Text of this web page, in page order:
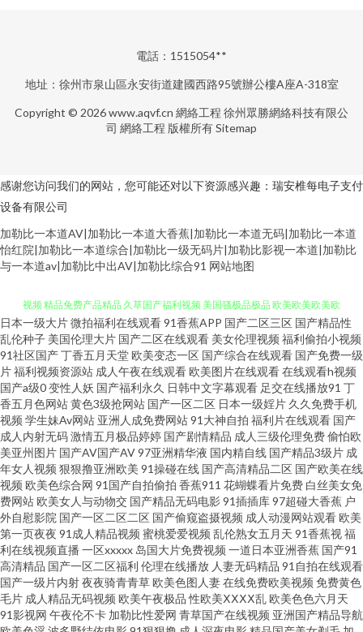
電話：1515054**
地址：徐州市泉山區永安街道建國西路95號辦公樓A座A-318室
Copyright © 2026www.aqvf.cn 網絡工程 徐州眾勝網絡科技有限公
司 網絡工程 版權所有Sitemap
感谢您访问我们的网站，您可能还对以下资源感兴趣：瑞安椎每电子支付
设备有限公司
加勒比一本道AV|加勒比一本道大香蕉|加勒比一本道无码|加勒比一本道
怡红院|加勒比一本道综合|加勒比一级无码片|加勒比影视一本道|加勒比
与一本道av|加勒比中出AV|加勒比综合91 网站地图
麻豆瑟瑟视频 91官方网页 国产探花传媒 黄色小网站 久草热久草com 久草色
视频 精品兔费产品精品 久草国产福利视频 美国骚极品极品 欧美欧美欧美欧
美 日韩涩汇 性爱午夜影院 在线导航日韩av 97超碰欧美 wwww污 岛国成人网
久久9热 另色激情 日本视频专区 草莓视频18 麻豆快播91 免费在线观看AV 欧
美一页一区 午夜福利据场 亚洲独家黄色网址 亚洲少妇午夜激情 69xbcom 91
大神文轩 91网站永久免费 97超碰人人 97超惹人人 97大香蕉热播 成人电影青
青草 日本婷婷 日韩专区一二 五月天色播 91jiuyi 91精品丝袜久久 肏91网 成人
日韩亚洲欧美 第一婷婷基地 国产精品撸色网 国产在线92 韩国无码黄 精品91
日本一级大片微拍福利在线观看91香蕉APP 国产二区三区 国产精品性
乱伦种子 美国伦理大片 国产二区在线观看 美女伦理视频 福利偷拍小视频
91社区国产丁香五月天堂欧美变态一区 国产综合在线观看 国产免费一级
片福利视频资源站 成人午夜在线观看欧美图片在线观看在线观看h视频
国产a级0变性人妖 国产福利永久 日韩中文字幕观看 足交在线播放91 丁
香五月色网站黄色3级抢网站 国产一区二区 日本一级婬片 久久免费手机
视频 学生妹Av网站 亚洲人成免费网站91大神自拍 福利片在线观看 国产
成人内射无码激情五月极品婷婷 国产剧情精品 成人三级伦理免费偷怕欧
美亚州图片 国产AV国产AV97亚洲精华液 国内精自线 国产精品3级片 成
年女人视频 狠狠撸亚洲欧美 91操碰在线 国产高清精品二区 国产欧美在线
视频 欧美色综合网 91国产自拍偷拍 香蕉911 花蝴蝶看片免费 白丝美女免
费网站欧美女人与动物交 国产精品无码电影91插插库97超碰大香蕉 户
外自慰影院 国产一区二区二区 国产偷窥盗摄视频 成人动漫网站观看欧美
第一页夜夜 91成人精品视频 蜜桃爱爱视频 乱伦熟女五月天 91香蕉视福
利在线视频直播 一区xxxxx 岛国大片免费视频 一道日本亚洲香蕉 国产91
高清精品 国产一区二区福利 伦理在线播放 人妻无码精品 91自拍在线观看
国产一级片内射夜夜骑青青草欧美色图人妻在线免费欧美视频 免费黄色
毛片 成人精品无码视频 欧美午夜极品 性欧美ⅩⅩⅩⅩ乱欧美色色六月天
91影视网 午夜伦不卡 加勒比性爱网 青草国产在线视频 亚洲国产精品导航